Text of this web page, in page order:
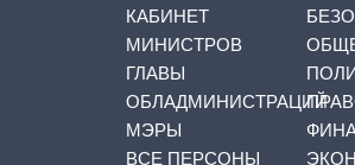
КАБИНЕТ
МИНИСТРОВ
ГЛАВЫ
ОБЛАДМИНИСТРАЦИЙ
МЭРЫ
ВСЕ ПЕРСОНЫ